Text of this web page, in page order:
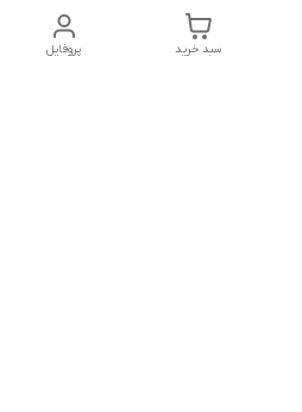
پروفایل سبد خرید